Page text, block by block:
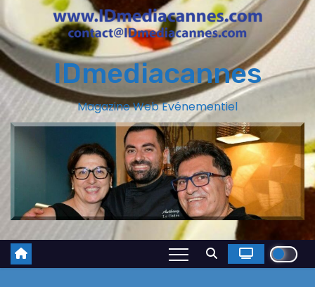
IDmediacannes
Magazine Web Evénementiel